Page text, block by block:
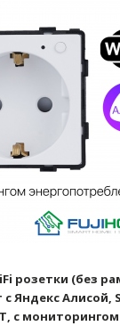
розетки (без
с Яндекс Алисой,
с мониторингом